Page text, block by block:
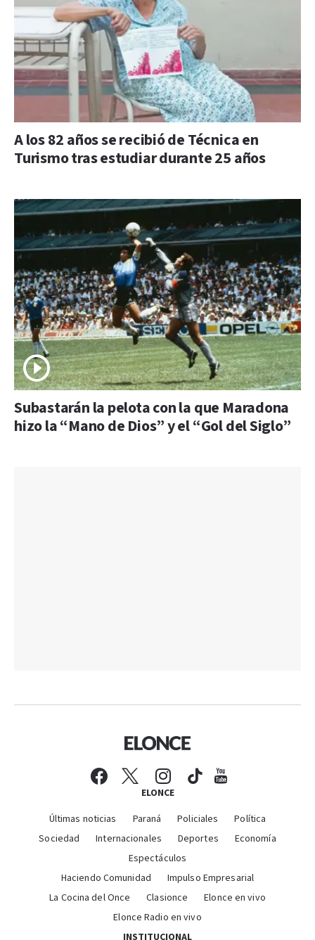
A los 82 años se recibió de Técnica en
Turismo tras estudiar durante 25 años
Subastarán la pelota con la que Maradona
hizo la “Mano de Dios” y el “Gol del Siglo”
ELONCE
Últimas noticias Paraná Policiales
Política
Sociedad
Internacionales Deportes
Economía
Espectáculos
Haciendo Comunidad
Impulso Empresarial
La Cocina del Once
Clasionce
Elonce en vivo
Elonce Radio en vivo
INSTITUCIONAL